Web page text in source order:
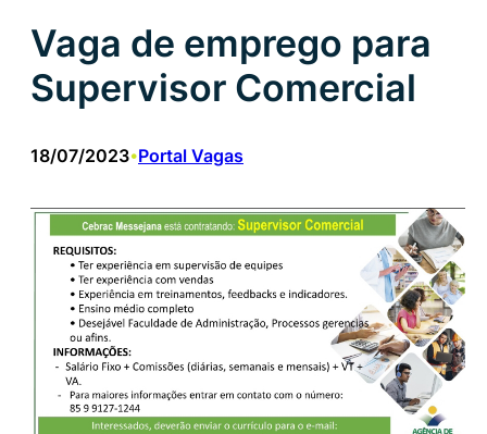
Vaga de emprego para
Supervisor Comercial
18/07/2023•Portal Vagas